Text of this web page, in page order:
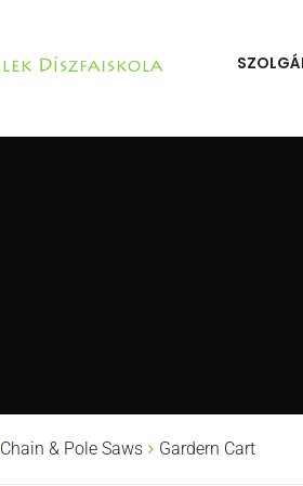
Chain & Pole Saws Gardern Cart